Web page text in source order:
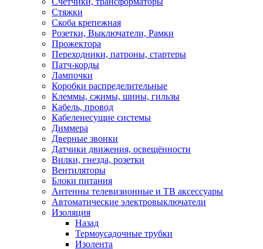
Стяжки
Скоба крепежная
Розетки, Выключатели, Рамки
Прожектора
Переходники, патроны, стартеры
Патч-корды
Лампочки
Коробки распределительные
Клеммы, сжимы, шины, гильзы
Кабель, провод
Кабеленесущие системы
Диммера
Дверные звонки
Датчики движения, освещённости
Вилки, гнезда, розетки
Вентиляторы
Блоки питания
Антенны телевизионные и ТВ аксессуары
Автоматические электровыключатели
Изоляция
Назад
Термоусадочные трубки
Изолента